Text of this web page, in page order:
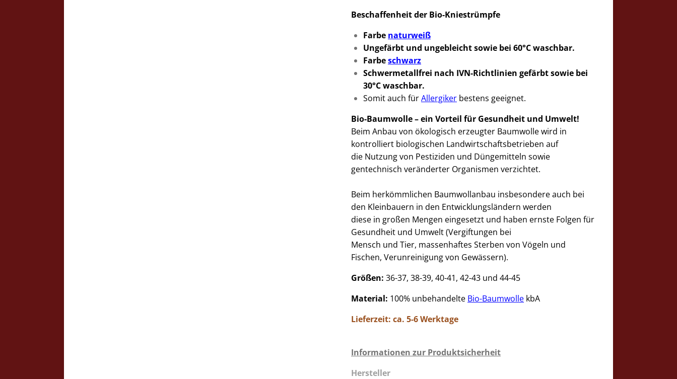
Beschaffenheit der Bio-Kniestrümpfe
Farbe naturweiß
Ungefärbt und ungebleichtsowie bei 60°C waschbar.
Farbeschwarz
Schwermetallfrei nach IVN-Richtlinien gefärbt sowie bei
30°C waschbar.
Somit auch fürAllergiker bestens geeignet.
Bio-Baumwolle – ein Vorteil für Gesundheit und Umwelt!
Beim Anbau von ökologisch erzeugter Baumwolle wird in
kontrolliert biologischen Landwirtschaftsbetrieben auf
die Nutzung von Pestiziden und Düngemitteln sowie
gentechnisch veränderter Organismen verzichtet.
Beim herkömmlichen Baumwollanbau insbesondere auch bei
den Kleinbauern in den Entwicklungsländern werden
diese in großen Mengen eingesetzt und haben ernste Folgen für
Gesundheit und Umwelt (Vergiftungen bei
Mensch und Tier, massenhaftes Sterben von Vögeln und
Fischen, Verunreinigung von Gewässern).
Größen: 36-37, 38-39, 40-41, 42-43 und 44-45
Material: 100% unbehandelte Bio-Baumwolle kbA
Lieferzeit: ca. 5-6 Werktage
Informationen zur Produktsicherheit
Hersteller